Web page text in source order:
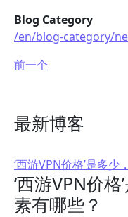
Blog Category
/en/blog-category/
前一个
最新博客
‘西游VPN价格’是多少
‘西游VPN价
素有哪些？